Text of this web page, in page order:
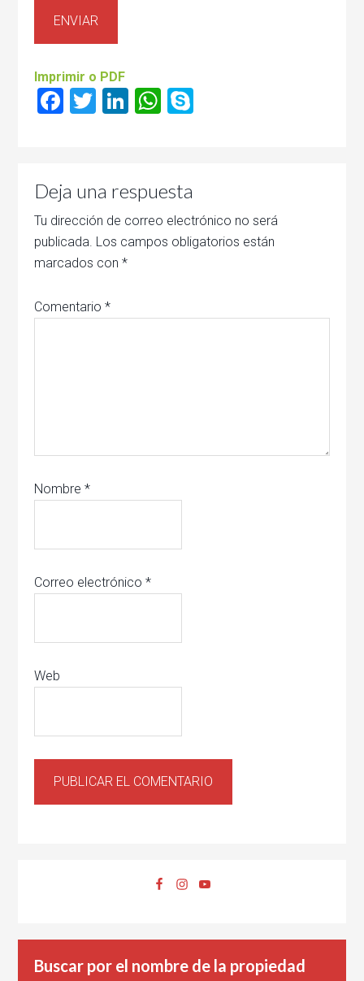
Imprimir o PDF
Facebook
Twitter
LinkedIn
WhatsApp
Deja una respuesta
Tu dirección de correo electrónico no será
publicada. Los campos obligatorios están
marcados con*
Comentario*
Nombre*
Correo electrónico*
Web
Buscar por el nombre de la propiedad